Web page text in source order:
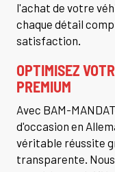
l'achat de votre
chaque détail
satisfaction.
OPTIMISEZ
PREMIUM
Avec BAM-
d'occasion en
véritable réussite
transparente.